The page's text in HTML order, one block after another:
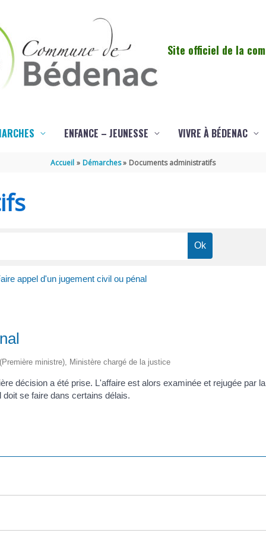
Site officiel de la
ENFANCE – JEUNESSE VIVRE À BÉDENAC
Accueil Démarches Documents administratifs
appel d'un jugement civil ou pénal
ministre), Ministère chargé de la justice
décision a été prise. L'affaire est alors examinée et rejugée par
se faire dans certains délais.